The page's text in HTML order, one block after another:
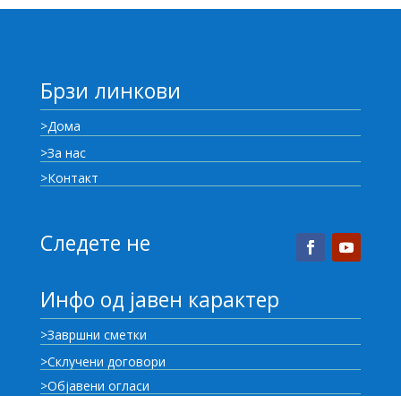
Брзи линкови
>Дома
>За нас
>Контакт
Следете не
Инфо од јавен карактер
>Завршни сметки
>Склучени договори
>Објавени огласи